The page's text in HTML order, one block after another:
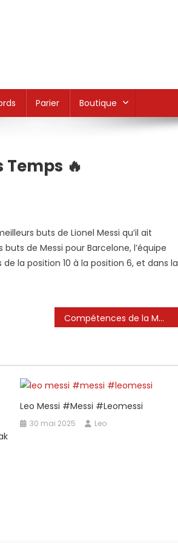
Parier Boutique
Temps 🔥
buts de Lionel Messi qu’il ait
de Messi pour Barcelone, l’équipe
la position 10 à la position 6, et dans la
Compétences de la Main de Dieu de Lionel Messi🤣
Leo Messi #messi #leomessi
30 mai 2025 Leo